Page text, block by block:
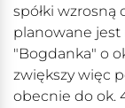
spółki wzrosną
planowane jest
"Bogdanka" o
zwiększy więc
obecnie do ok.